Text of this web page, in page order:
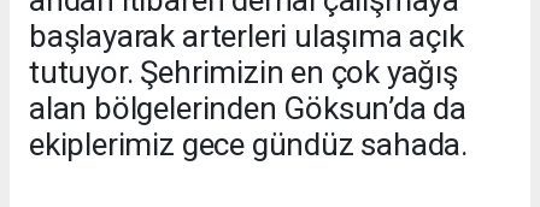
başlayarak arterleri ulaşıma açık
tutuyor. Şehrimizin en çok yağış
alan bölgelerinden Göksun’da da
ekiplerimiz gece gündüz sahada.